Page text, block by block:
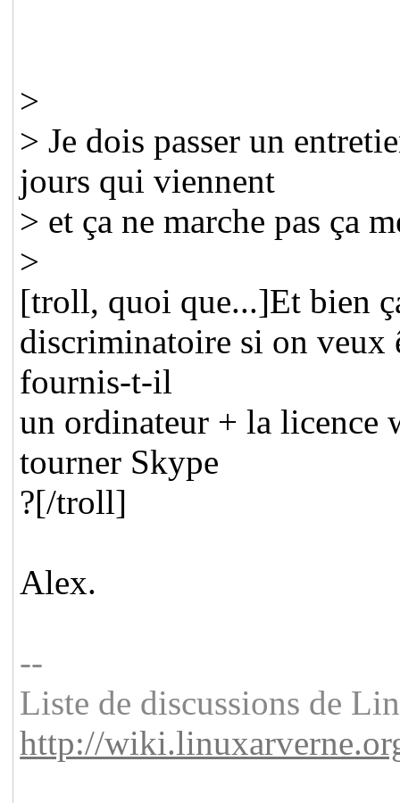
>
> Je dois passer un
jours qui viennent
> et ça ne marche pas ça
>
[troll, quoi que...]Et bien
discriminatoire si on veux
fournis-t-il
un ordinateur + la licence
tourner Skype
?[/troll]
Alex.
--
Liste de discussions de
http://